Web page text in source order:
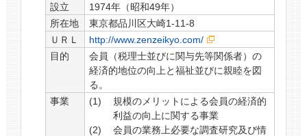
設立
1974年（昭和49年）
所在地
東京都品川区大崎1-11-8
ＵＲＬ
http://www.zenzeikyo.com/
目的
会員（税理士並びに関与先等関係者）の
経済的地位の向上と福祉並びに親睦を図
る。
事業
規模のメリットによる会員の経済的
利益の向上に関する事業
会員の業務上必要な調査研究及び情